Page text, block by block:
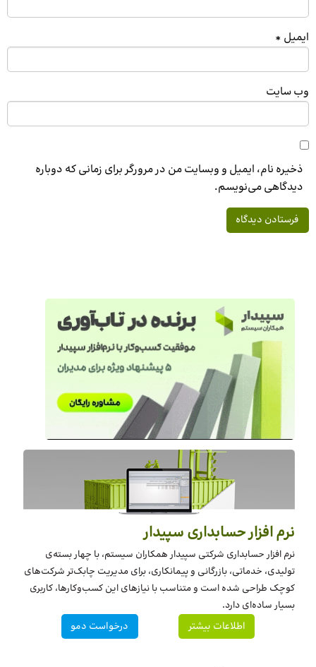
ایمیل *
وب‌ سایت
ذخیره نام، ایمیل و وبسایت من در مرورگر برای زمانی که دوباره
دیدگاهی می‌نویسم.
نرم افزار حسابداری سپیدار
نرم افزار حسابداری شرکتی سپیدار همکاران سیستم، با چهار بسته‌‌ی
تولیدی، خدماتی، بازرگانی و پیمانکاری، برای مدیریت چابک‌تر شرکت‌های
کوچک طراحی شده است و متناسب با نیازهای این کسب‌وکارها، کاربری
بسیار ساده‌ای دارد.
اطلاعات بیشتر
درخواست دمو